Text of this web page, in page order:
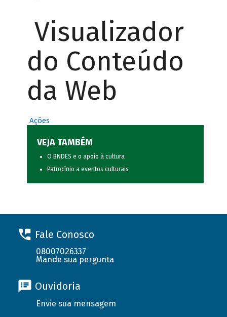
Visualizador
do Conteúdo
da Web
Ações
VEJA TAMBÉM
O BNDES e o apoio à cultura
Patrocínio a eventos culturais
Fale Conosco
08007026337
Mande sua pergunta
Ouvidoria
Envie sua mensagem